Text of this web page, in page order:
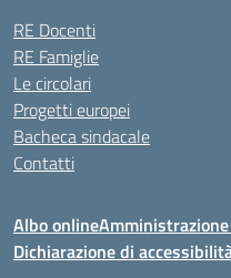
RE Docenti
RE Famiglie
Le circolari
Progetti europei
Bacheca sindacale
Contatti
Albo online
Dichiarazione di